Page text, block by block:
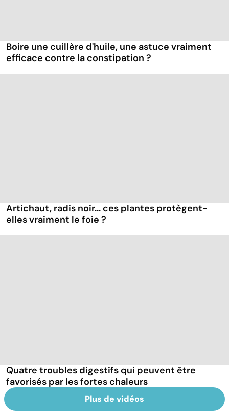
Boire une cuillère d'huile, une astuce vraiment
efficace contre la constipation ?
Artichaut, radis noir... ces plantes protègent-
elles vraiment le foie ?
Quatre troubles digestifs qui peuvent être
favorisés par les fortes chaleurs
Plus de vidéos